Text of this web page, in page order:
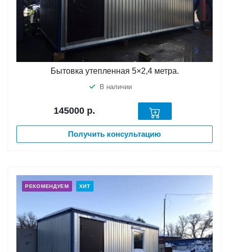
Бытовка утепленная 5×2,4 метра.
В наличии
145000 р.
Получить консультацию
РЕКОМЕНДУЕМ ХИТ